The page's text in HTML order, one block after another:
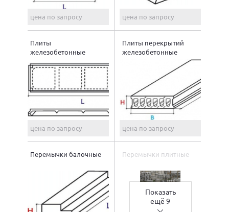
цена по запросу цена по запросу
Плиты
железобетонные
цена по запросу
Плиты перекрытий
железобетонные
цена по запросу
Перемычки балочные Перемычки плитные
Показать
ещё 9